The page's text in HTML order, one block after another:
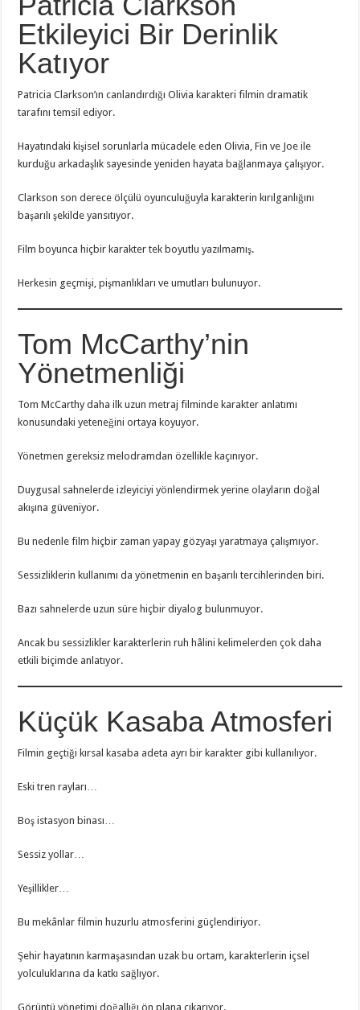
Etkileyici Bir Derinlik
Katıyor
Patricia Clarkson’ın canlandırdığı Olivia karakteri filmin dramatik
tarafını temsil ediyor.
Hayatındaki kişisel sorunlarla mücadele eden Olivia, Fin ve Joe ile
kurduğu arkadaşlık sayesinde yeniden hayata bağlanmaya çalışıyor.
Clarkson son derece ölçülü oyunculuğuyla karakterin kırılganlığını
başarılı şekilde yansıtıyor.
Film boyunca hiçbir karakter tek boyutlu yazılmamış.
Herkesin geçmişi, pişmanlıkları ve umutları bulunuyor.
Tom McCarthy’nin
Yönetmenliği
Tom McCarthy daha ilk uzun metraj filminde karakter anlatımı
konusundaki yeteneğini ortaya koyuyor.
Yönetmen gereksiz melodramdan özellikle kaçınıyor.
Duygusal sahnelerde izleyiciyi yönlendirmek yerine olayların doğal
akışına güveniyor.
Bu nedenle film hiçbir zaman yapay gözyaşı yaratmaya çalışmıyor.
Sessizliklerin kullanımı da yönetmenin en başarılı tercihlerinden biri.
Bazı sahnelerde uzun süre hiçbir diyalog bulunmuyor.
Ancak bu sessizlikler karakterlerin ruh hâlini kelimelerden çok daha
etkili biçimde anlatıyor.
Küçük Kasaba Atmosferi
Filmin geçtiği kırsal kasaba adeta ayrı bir karakter gibi kullanılıyor.
Eski tren rayları…
Boş istasyon binası…
Sessiz yollar…
Yeşillikler…
Bu mekânlar filmin huzurlu atmosferini güçlendiriyor.
Şehir hayatının karmaşasından uzak bu ortam, karakterlerin içsel
yolculuklarına da katkı sağlıyor.
Görüntü yönetimi doğallığı ön plana çıkarıyor.